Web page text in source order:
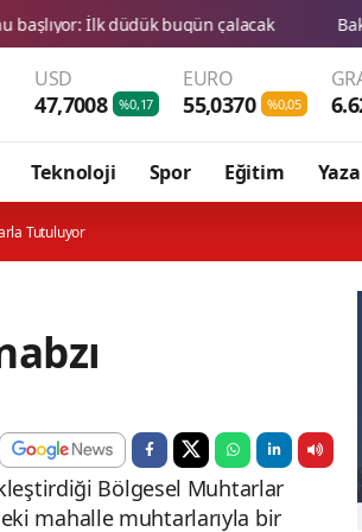
USD
47,7008 %0,17
EURO
55,0370 %0,05
Teknoloji Spor Eğitim
Tutuluyor
Bölgesel Muhtarlar
mahalle muhtarlarıyla bir